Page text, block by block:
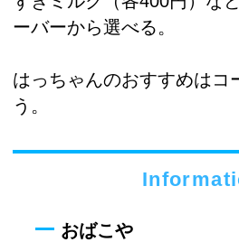
ーバーから選べる。
はっちゃんのおすすめはコ
う。
おばこや